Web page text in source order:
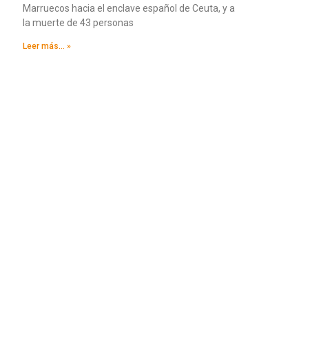
Marruecos hacia el enclave español de Ceuta, y a
la muerte de 43 personas
Leer más... »